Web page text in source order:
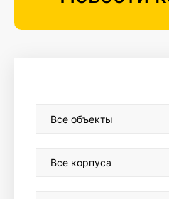
Все объекты
Все корпуса